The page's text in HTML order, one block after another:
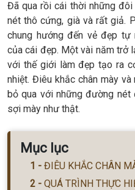
Đã qua rồi cái thời những
nét thô cứng, già và rất giả.
chung hướng đến vẻ đẹp
của cái đẹp. Một vài năm trở
với thế giới làm đẹp tạo ra
nhiệt. Điêu khắc chân mày
bỏ qua với những đường
sợi mày như thật.
Mục lục
ĐIÊU KHẮC CHÂN
QUÁ TRÌNH THỰC